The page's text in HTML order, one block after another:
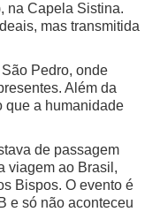
na Capela Sistina.
mas transmitida
Pedro, onde
Além da
que a humanidade
de passagem
viagem ao Brasil,
Bispos. O evento é
e só não aconteceu